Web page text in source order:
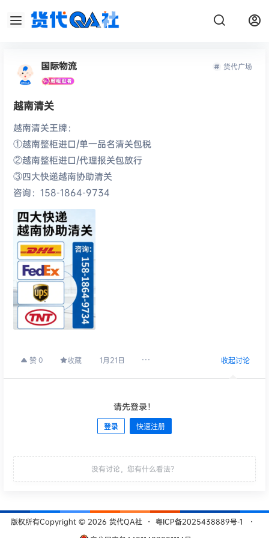
国际物流 货代广场
越南清关
越南清关王牌：
①越南整柜进口/单一品名清关包税
②越南整柜进口/代理报关包放行
③四大快递越南协助清关
咨询：158-1864-9734
赞 0 收藏 1月21日 收起讨论
请先登录！
登录 快速注册
没有讨论，您有什么看法？
版权所有Copyright © 2026 货代QA社 ・ 粤ICP备2025438889号-1
・